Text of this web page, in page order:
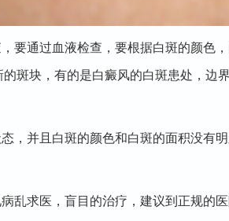
通过血液检查，要根据白斑的颜色
斑块，有的是白癜风的白斑患处，边
并且白斑的颜色和白斑的面积没有
求医，盲目的治疗，建议到正规的